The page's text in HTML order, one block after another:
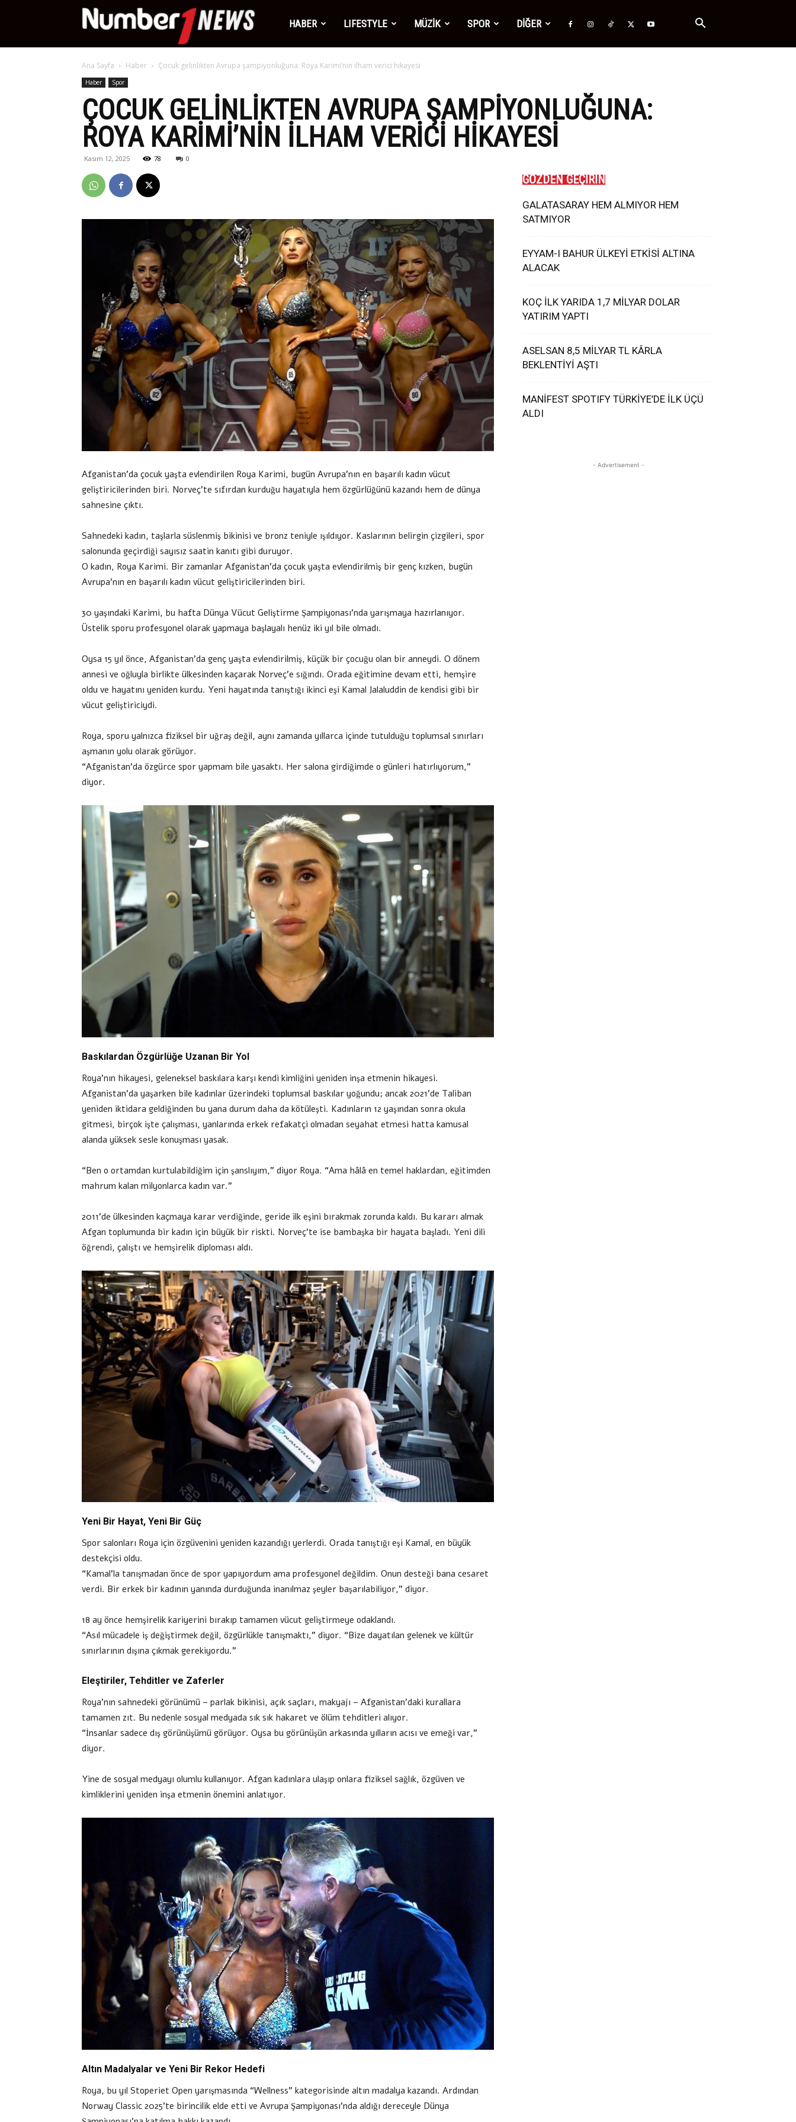
Number1
News
HABER LIFESTYLE MÜZİK SPOR DİĞER
Ana Sayfa Haber Çocuk gelinlikten Avrupa şampiyonluğuna: Roya Karimi’nin ilham verici hikayesi
Haber Spor
ÇOCUK GELINLIKTEN AVRUPA ŞAMPIYONLUĞUNA:
ROYA KARIMI’NIN ILHAM VERICI HIKAYESI
Kasım 12, 2025 78 0
Afganistan’da çocuk yaşta evlendirilen Roya Karimi, bugün Avrupa’nın en başarılı kadın vücut
geliştiricilerinden biri. Norveç’te sıfırdan kurduğu hayatıyla hem özgürlüğünü kazandı hem de dünya
sahnesine çıktı.
Sahnedeki kadın, taşlarla süslenmiş bikinisi ve bronz teniyle ışıldıyor. Kaslarının belirgin çizgileri, spor
salonunda geçirdiği sayısız saatin kanıtı gibi duruyor.
O kadın, Roya Karimi. Bir zamanlar Afganistan’da çocuk yaşta evlendirilmiş bir genç kızken, bugün
Avrupa’nın en başarılı kadın vücut geliştiricilerinden biri.
30 yaşındaki Karimi, bu hafta Dünya Vücut Geliştirme Şampiyonası’nda yarışmaya hazırlanıyor.
Üstelik sporu profesyonel olarak yapmaya başlayalı henüz iki yıl bile olmadı.
Oysa 15 yıl önce, Afganistan’da genç yaşta evlendirilmiş, küçük bir çocuğu olan bir anneydi. O dönem
annesi ve oğluyla birlikte ülkesinden kaçarak Norveç’e sığındı. Orada eğitimine devam etti, hemşire
oldu ve hayatını yeniden kurdu. Yeni hayatında tanıştığı ikinci eşi Kamal Jalaluddin de kendisi gibi bir
vücut geliştiriciydi.
Roya, sporu yalnızca fiziksel bir uğraş değil, aynı zamanda yıllarca içinde tutulduğu toplumsal sınırları
aşmanın yolu olarak görüyor.
“Afganistan’da özgürce spor yapmam bile yasaktı. Her salona girdiğimde o günleri hatırlıyorum,”
diyor.
Baskılardan Özgürlüğe Uzanan Bir Yol
Roya’nın hikayesi, geleneksel baskılara karşı kendi kimliğini yeniden inşa etmenin hikayesi.
Afganistan’da yaşarken bile kadınlar üzerindeki toplumsal baskılar yoğundu; ancak 2021’de Taliban
yeniden iktidara geldiğinden bu yana durum daha da kötüleşti. Kadınların 12 yaşından sonra okula
gitmesi, birçok işte çalışması, yanlarında erkek refakatçi olmadan seyahat etmesi hatta kamusal
alanda yüksek sesle konuşması yasak.
“Ben o ortamdan kurtulabildiğim için şanslıyım,” diyor Roya. “Ama hâlâ en temel haklardan, eğitimden
mahrum kalan milyonlarca kadın var.”
2011’de ülkesinden kaçmaya karar verdiğinde, geride ilk eşini bırakmak zorunda kaldı. Bu kararı almak
Afgan toplumunda bir kadın için büyük bir riskti. Norveç’te ise bambaşka bir hayata başladı. Yeni dili
öğrendi, çalıştı ve hemşirelik diploması aldı.
Yeni Bir Hayat, Yeni Bir Güç
Spor salonları Roya için özgüvenini yeniden kazandığı yerlerdi. Orada tanıştığı eşi Kamal, en büyük
destekçisi oldu.
“Kamal’la tanışmadan önce de spor yapıyordum ama profesyonel değildim. Onun desteği bana cesaret
verdi. Bir erkek bir kadının yanında durduğunda inanılmaz şeyler başarılabiliyor,” diyor.
18 ay önce hemşirelik kariyerini bırakıp tamamen vücut geliştirmeye odaklandı.
“Asıl mücadele iş değiştirmek değil, özgürlükle tanışmaktı,” diyor. “Bize dayatılan gelenek ve kültür
sınırlarının dışına çıkmak gerekiyordu.”
Eleştiriler, Tehditler ve Zaferler
Roya’nın sahnedeki görünümü – parlak bikinisi, açık saçları, makyajı – Afganistan’daki kurallara
tamamen zıt. Bu nedenle sosyal medyada sık sık hakaret ve ölüm tehditleri alıyor.
“İnsanlar sadece dış görünüşümü görüyor. Oysa bu görünüşün arkasında yılların acısı ve emeği var,”
diyor.
Yine de sosyal medyayı olumlu kullanıyor. Afgan kadınlara ulaşıp onlara fiziksel sağlık, özgüven ve
kimliklerini yeniden inşa etmenin önemini anlatıyor.
Altın Madalyalar ve Yeni Bir Rekor Hedefi
Roya, bu yıl Stoperiet Open yarışmasında “Wellness” kategorisinde altın madalya kazandı. Ardından
Norway Classic 2025’te birincilik elde etti ve Avrupa Şampiyonası’nda aldığı dereceyle Dünya
GÖZDEN GEÇİRİN
GALATASARAY HEM ALMIYOR HEM
SATMIYOR
EYYAM-I BAHUR ÜLKEYİ ETKİSİ ALTINA
ALACAK
KOÇ İLK YARIDA 1,7 MİLYAR DOLAR
YATIRIM YAPTI
ASELSAN 8,5 MİLYAR TL KÂRLA
BEKLENTİYİ AŞTI
MANİFEST SPOTIFY TÜRKİYE’DE İLK ÜÇÜ
ALDI
- Advertisement -